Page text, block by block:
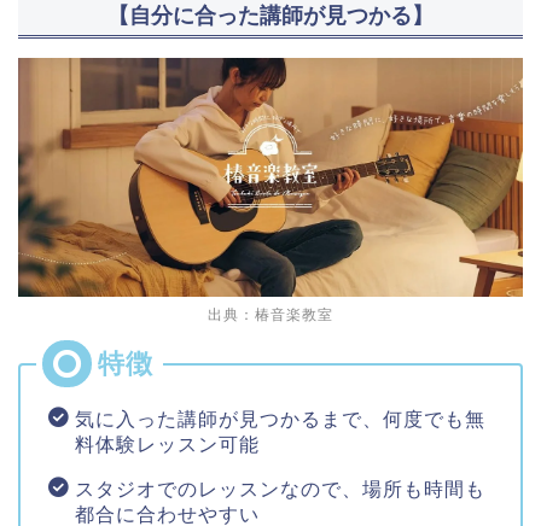
【自分に合った講師が見つかる】
出典：椿音楽教室
気に入った講師が見つかるまで、何度でも無
料体験レッスン可能
スタジオでのレッスンなので、場所も時間も
都合に合わせやすい